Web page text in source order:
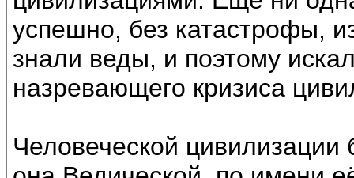
успешно, без катастрофы,
знали веды, и поэтому
назревающего кризиса
Человеческой цивилизации